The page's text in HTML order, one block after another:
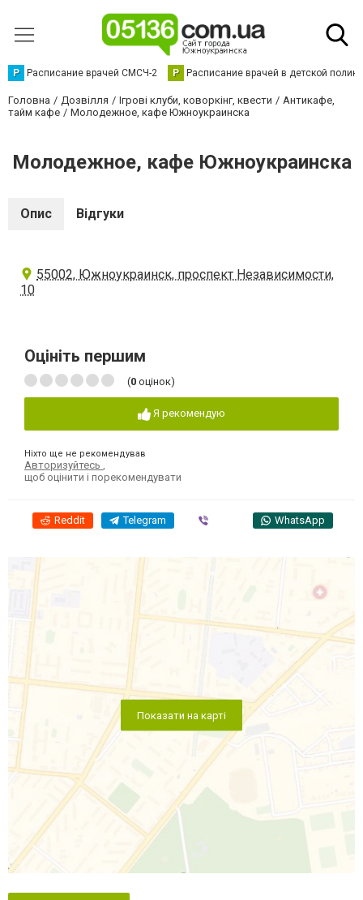
Р Расписание врачей СМСЧ-2 Р Расписание врачей в детской
Головна Дозвілля Ігрові клуби, коворкінг, квести
Антикафе,
тайм кафе
Молодежное, кафе Южноукраинска
Молодежное, кафе Южноукраинска
Опис Відгуки
55002, Южноукраинск, проспект Независимости,
10
Оцініть першим
(0 оцінок)
Я рекомендую
Ніхто ще не рекомендував
Авторизуйтесь
щоб оцінити і порекомендувати
Reddit Telegram WhatsApp
Показати на карті